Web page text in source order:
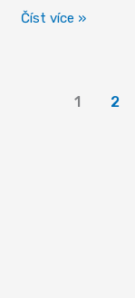
Nha
Číst více »
1 2